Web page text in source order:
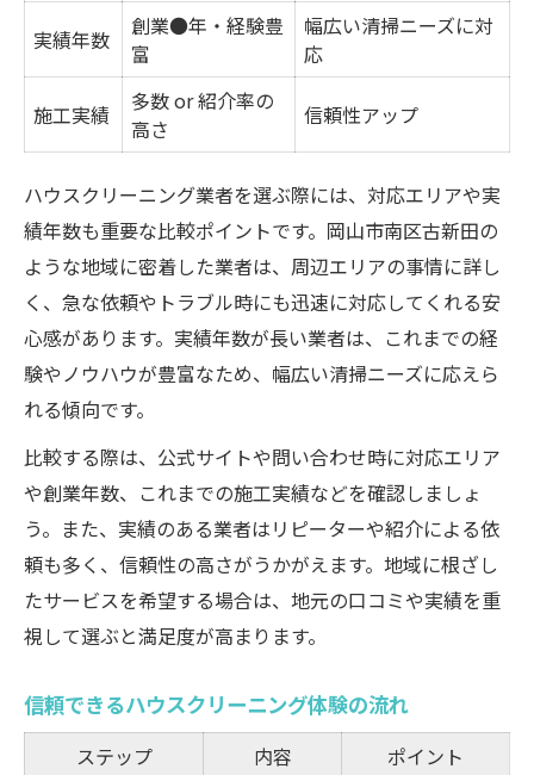
実績年数
創業●年・経験豊
富
幅広い清掃ニーズに対
応
施工実績
多数 or 紹介率の
高さ
信頼性アップ
ハウスクリーニング業者を選ぶ際には、対応エリアや実
績年数も重要な比較ポイントです。岡山市南区古新田の
ような地域に密着した業者は、周辺エリアの事情に詳し
く、急な依頼やトラブル時にも迅速に対応してくれる安
心感があります。実績年数が長い業者は、これまでの経
験やノウハウが豊富なため、幅広い清掃ニーズに応えら
れる傾向です。
比較する際は、公式サイトや問い合わせ時に対応エリア
や創業年数、これまでの施工実績などを確認しましょ
う。また、実績のある業者はリピーターや紹介による依
頼も多く、信頼性の高さがうかがえます。地域に根ざし
たサービスを希望する場合は、地元の口コミや実績を重
視して選ぶと満足度が高まります。
信頼できるハウスクリーニング体験の流れ
ステップ 内容 ポイント